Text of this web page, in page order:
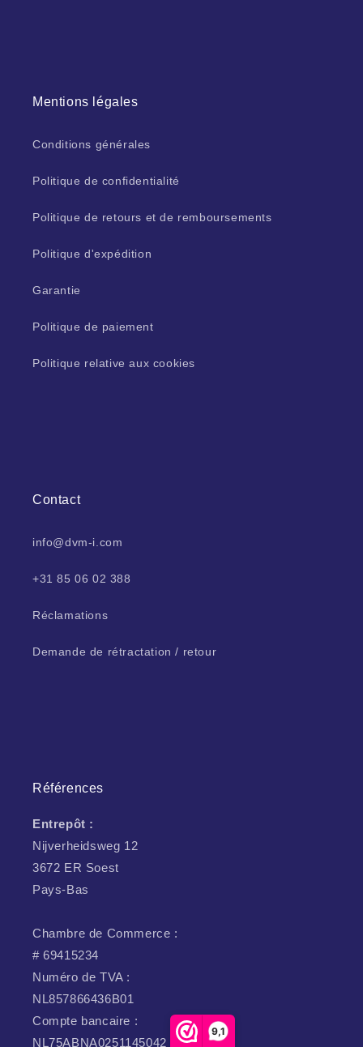
9,1
Mentions légales
Conditions générales
Politique de confidentialité
Politique de retours et de remboursements
Politique d'expédition
Garantie
Politique de paiement
Politique relative aux cookies
Contact
info@dvm-i.com
+31 85 06 02 388
Réclamations
Demande de rétractation / retour
Références
Entrepôt :
Nijverheidsweg 12
3672 ER Soest
Pays-Bas
Chambre de Commerce :
# 69415234
Numéro de TVA :
NL857866436B01
Compte bancaire :
NL75ABNA0251145042